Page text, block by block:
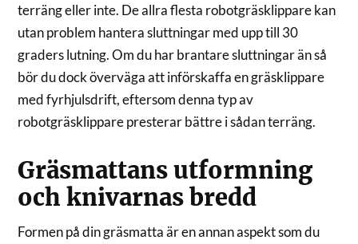
terräng eller inte. De allra flesta robotgräsklippare kan
utan problem hantera sluttningar med upp till 30
graders lutning. Om du har brantare sluttningar än så
bör du dock överväga att införskaffa en gräsklippare
med fyrhjulsdrift, eftersom denna typ av
robotgräsklippare presterar bättre i sådan terräng.
Gräsmattans utformning
och knivarnas bredd
Formen på din gräsmatta är en annan aspekt som du